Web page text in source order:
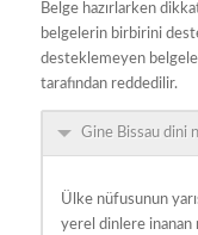
Belge hazırlarken
belgelerin birbirini
desteklemeyen
tarafından reddedilir.
Gine Bissau dini
Ülke nüfusunun
yerel dinlere inanan